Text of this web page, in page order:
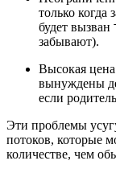
только когда
будет вызван
забывают).
Высокая цена
вынуждены
если
Эти проблемы
потоков, которые
количестве, чем